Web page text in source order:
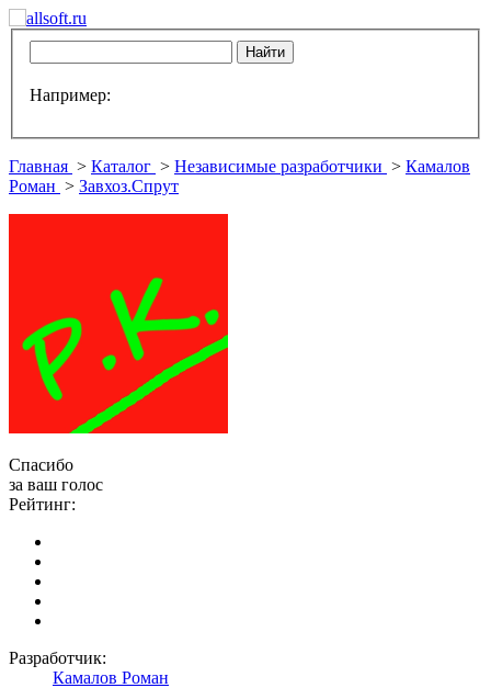
Например:
Главная > Каталог > Независимые разработчики > Камалов
Роман > Завхоз.Спрут
Спасибо
за ваш голос
Рейтинг:
Разработчик:
Камалов Роман